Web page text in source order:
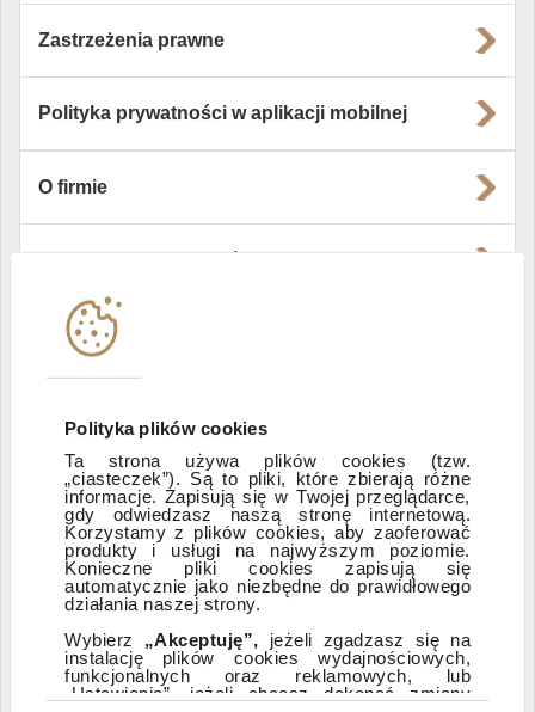
Polityka plików cookies
Ta strona używa plików cookies (tzw.
„ciasteczek”). Są to pliki, które zbierają różne
informacje. Zapisują się w Twojej przeglądarce,
gdy odwiedzasz naszą stronę internetową.
Korzystamy z plików cookies, aby zaoferować
produkty i usługi na najwyższym poziomie.
Konieczne pliki cookies zapisują się
automatycznie jako niezbędne do prawidłowego
działania naszej strony.
Wybierz „Akceptuję”, jeżeli zgadzasz się na
instalację plików cookies wydajnościowych,
funkcjonalnych oraz reklamowych, lub
„Ustawienia”, jeżeli chcesz dokonać zmiany
Zastrzeżenia prawne
Polityka prywatności w aplikacji mobilnej
O firmie
Instytucje współpracujące
Zastrzeżenia prawne
ESG